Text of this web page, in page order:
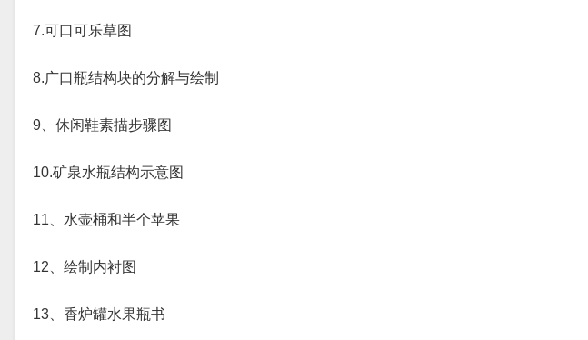
7.可口可乐草图
8.广口瓶结构块的分解与绘制
9、休闲鞋素描步骤图
10.矿泉水瓶结构示意图
11、水壶桶和半个苹果
12、绘制内衬图
13、香炉罐水果瓶书